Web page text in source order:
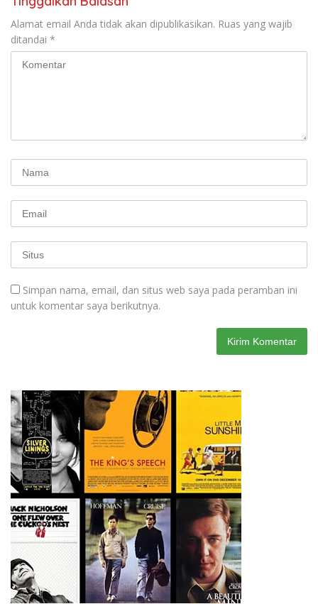
Alamat email Anda tidak akan dipublikasikan. Ruas yang wajib
ditandai *
Simpan nama, email, dan situs web saya pada peramban ini
untuk komentar saya berikutnya.